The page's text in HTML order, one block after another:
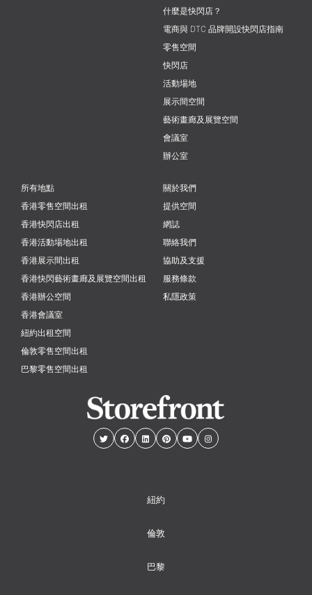
什麼是快閃店？
電商與 DTC 品牌開設快閃店指南
零售空間
快閃店
活動場地
展示間空間
藝術畫廊及展覽空間
會議室
辦公室
所有地點
香港零售空間出租
香港快閃店出租
香港活動場地出租
香港展示間出租
香港快閃藝術畫廊及展覽空間出租
香港辦公空間
香港會議室
紐約出租空間
倫敦零售空間出租
巴黎零售空間出租
關於我們
提供空間
網誌
聯絡我們
協助及支援
服務條款
私隱政策
紐約
倫敦
巴黎